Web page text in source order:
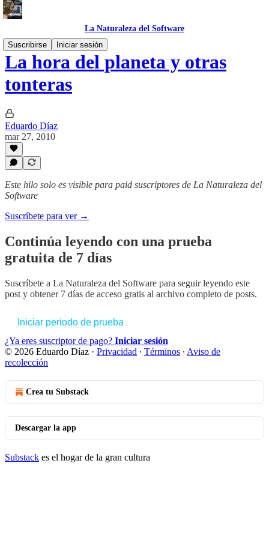
La Naturaleza del Software
Suscribirse
Iniciar sesión
La hora del planeta y otras
tonteras
Eduardo Díaz
mar 27, 2010
Este hilo solo es visible para paid suscriptores de La Naturaleza del
Software
Suscríbete para ver →
Continúa leyendo con una prueba
gratuita de 7 días
Suscríbete a La Naturaleza del Software para seguir leyendo este
post y obtener 7 días de acceso gratis al archivo completo de posts.
Iniciar periodo de prueba
¿Ya eres suscriptor de pago? Iniciar sesión
© 2026 Eduardo Díaz · Privacidad ∙ Términos ∙ Aviso de
recolección
Crea tu Substack
Descargar la app
Substack es el hogar de la gran cultura